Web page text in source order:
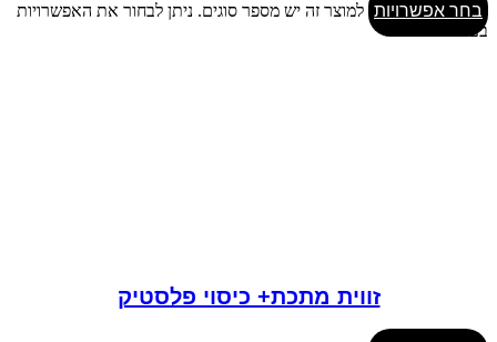
בחר אפשרויות למוצר זה יש מספר סוגים. ניתן לבחור את האפשרויות
בעמוד המוצר
זווית מתכת+ כיסוי פלסטיק